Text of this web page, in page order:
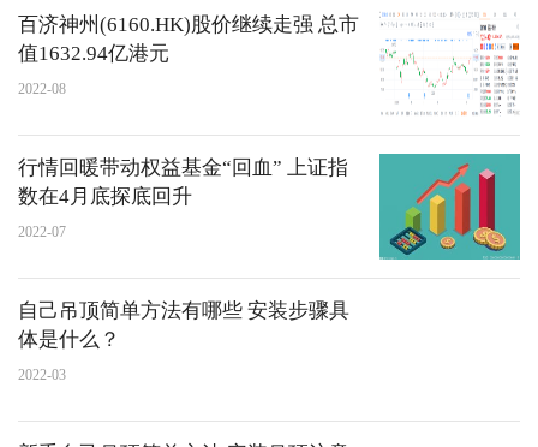
百济神州(6160.HK)股价继续走强 总市
值1632.94亿港元
2022-08
行情回暖带动权益基金“回血” 上证指
数在4月底探底回升
2022-07
自己吊顶简单方法有哪些 安装步骤具
体是什么？
2022-03